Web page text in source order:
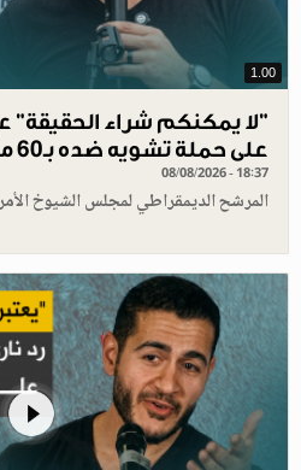
1.00
"لا يمكنكم شراء الحقيقة"
على حملة تشويه ضده بـ60 مليون دولار!
08/08/2026 - 18:37
المرشح الديمقراطي لمجلس الشيوخ